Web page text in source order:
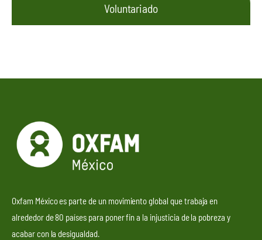
Voluntariado
Oxfam México es parte de un movimiento global que trabaja en
alrededor de 80 países para poner fin a la injusticia de la pobreza y
acabar con la desigualdad.